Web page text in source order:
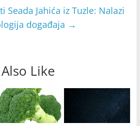
Seada Jahića iz Tuzle: Nalazi
događaja →
Like